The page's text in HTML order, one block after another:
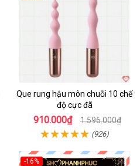
Que rung hậu môn chuỗi 10 chế
độ cực đã
910.000₫ 1.596.000₫
(926)
-16%